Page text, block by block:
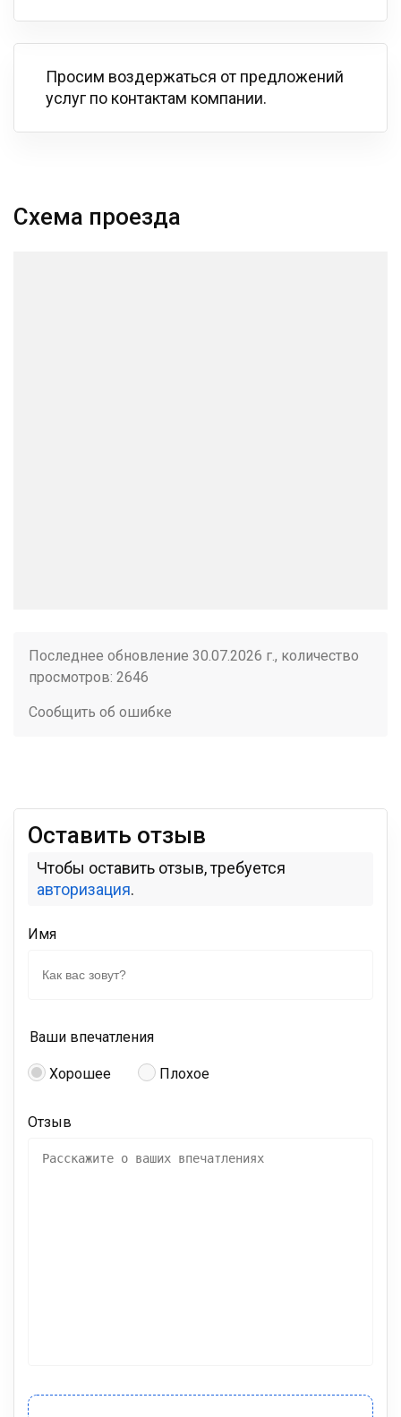
Просим воздержаться от предложений
услуг по контактам компании.
Схема проезда
Последнее обновление 30.07.2026 г., количество
просмотров: 2646
Сообщить об ошибке
Оставить отзыв
Чтобы оставить отзыв, требуется
авторизация.
Имя
Ваши впечатления
Хорошее Плохое
Отзыв